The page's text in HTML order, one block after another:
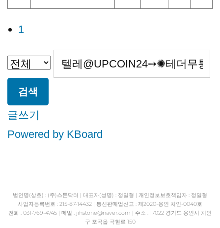
1
검색
글쓰기
Powered by KBoard
법인명(상호) : (주)스톤닥터 | 대표자(성명) : 정일형 | 개인정보보호책임자 : 정일형
사업자등록번호 : 215-87-14432 | 통신판매업신고 : 제2020-용인 처인-0040호
전화 : 031-769-4745 | 메일 : jihstone@naver.com | 주소 : 17022 경기도 용인시 처인
구 포곡읍 곡현로 150